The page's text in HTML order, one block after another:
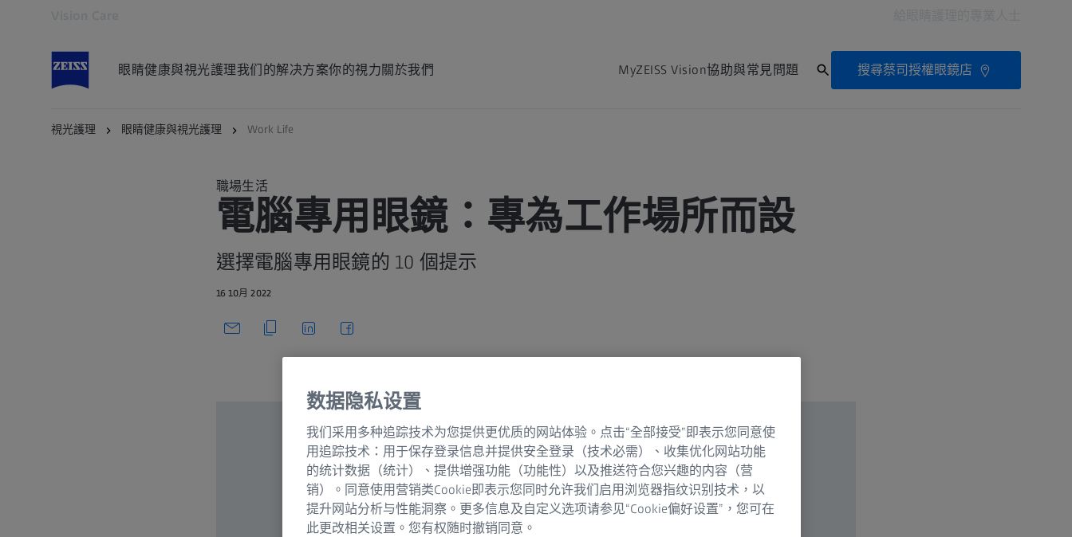
眼睛健康與視光護理我们的解决方案你的視力關於我們 MyZEISS Vision協助與常見問題 搜尋蔡司授權眼鏡店
視光護理 眼睛健康與視光護理 Work Life
職場生活
電腦專用眼鏡：專為工作場所而設
選擇電腦專用眼鏡的 10 個提示
16 10月 2022
数据隐私设置
我们采用多种追踪技术为您提供更优质的网站体验。点击“全部接受”即表示您同意使
用追踪技术：用于保存登录信息并提供安全登录（技术必需）、收集优化网站功能
的统计数据（统计）、提供增强功能（功能性）以及推送符合您兴趣的内容（营
销）。同意使用营销类Cookie即表示您同时允许我们启用浏览器指纹识别技术，以
提升网站分析与性能洞察。更多信息及自定义选项请参见“Cookie偏好设置”，您可在
此更改相关设置。您有权随时撤销同意。